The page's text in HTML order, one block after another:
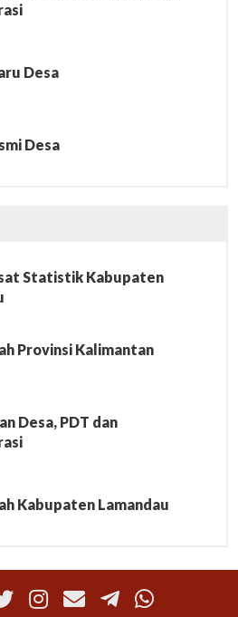
Desa
Desa
Statistik Kabupaten
Provinsi Kalimantan
Desa, PDT dan
Kabupaten Lamandau